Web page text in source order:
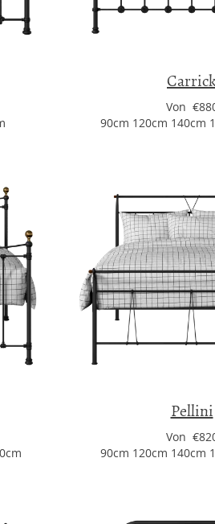
Von
90cm 120cm 140cm
Pellini
Von
90cm 120cm 140cm